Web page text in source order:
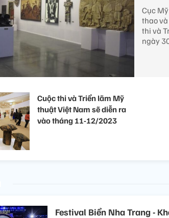
Cục
thao
thi và
ngày
Cuộc thi và Triển lãm Mỹ
thuật Việt Nam sẽ diễn ra
vào tháng 11-12/2023
Festival Biển Nha Trang -